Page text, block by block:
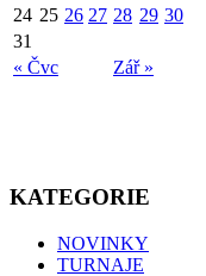
« Čvc Zář »
24 25 26 27 28 29 30
31
KATEGORIE
NOVINKY
TURNAJE